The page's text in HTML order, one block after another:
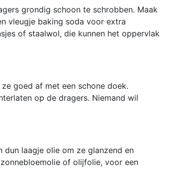
grondig schoon te schrobben. Maak
vleugje baking soda voor extra
of staalwol, die kunnen het oppervlak
goed af met een schone doek.
op de dragers. Niemand wil
dun laagje olie om ze glanzend en
of olijfolie, voor een